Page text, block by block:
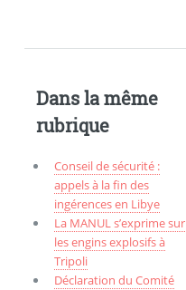
Dans la même
rubrique
Conseil de sécurité :
appels à la fin des
ingérences en Libye
La MANUL s’exprime sur
les engins explosifs à
Tripoli
Déclaration du Comité